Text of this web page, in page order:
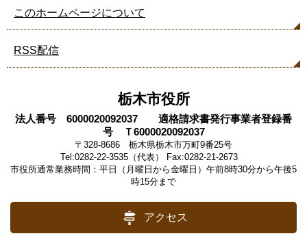
このホームページについて
RSS配信
栃木市役所
法人番号 6000020092037 適格請求書発行事業者登録番
号 Ｔ6000020092037
〒328-8686 栃木県栃木市万町9番25号
Tel:0282-22-3535（代表） Fax:0282-21-2673
市役所通常業務時間：平日（月曜日から金曜日）午前8時30分から午後5
時15分まで
アクセス